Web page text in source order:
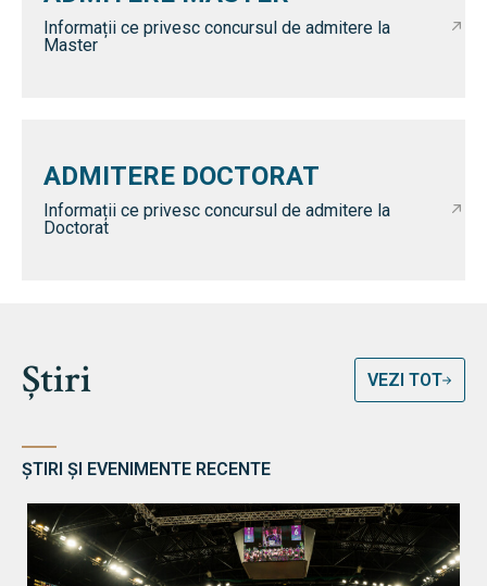
Informații ce privesc concursul de admitere la
Master
ADMITERE DOCTORAT
Informații ce privesc concursul de admitere la
Doctorat
Știri VEZI TOT
ȘTIRI ȘI EVENIMENTE RECENTE